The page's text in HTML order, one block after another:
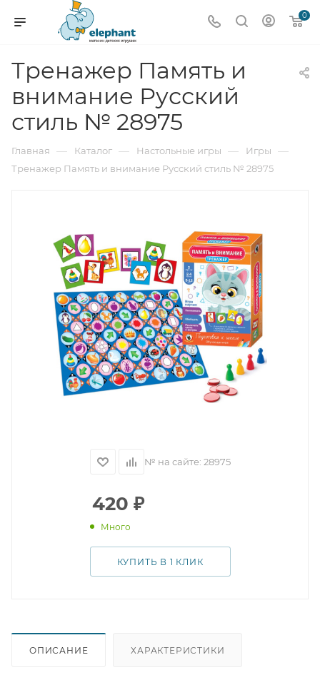
0
Тренажер Память и
внимание Русский
стиль № 28975
Главная — Каталог — Настольные игры — Игры —
Тренажер Память и внимание Русский стиль № 28975
№ на сайте: 28975
420 ₽
Много
КУПИТЬ В 1 КЛИК
ОПИСАНИЕ ХАРАКТЕРИСТИКИ